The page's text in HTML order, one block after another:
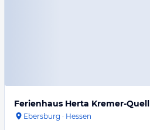
Ferienhaus Herta Kremer-Quell
Ebersburg · Hessen